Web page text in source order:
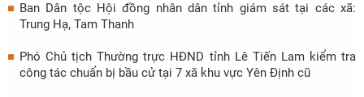
Ban Dân tộc Hội đồng nhân dân tỉnh giám sát tại các xã:
Trung Hạ, Tam Thanh
Phó Chủ tịch Thường trực HĐND tỉnh Lê Tiến Lam kiểm tra
công tác chuẩn bị bầu cử tại 7 xã khu vực Yên Định cũ